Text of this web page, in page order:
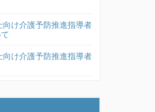
け介護予防推進指導者
け介護予防推進指導者